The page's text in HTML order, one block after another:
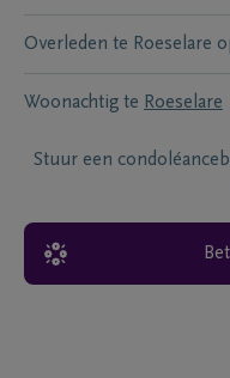
Overleden te Roeselare
Woonachtig te Roeselare
Stuur een